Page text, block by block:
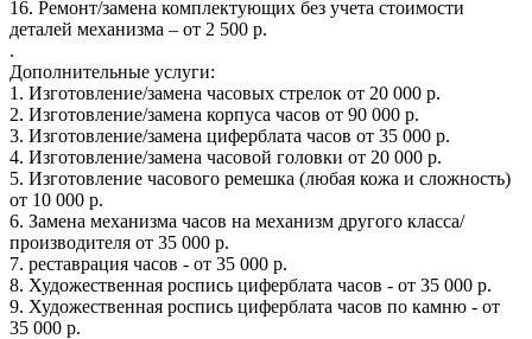
16. Ремонт/замена комплектующих без учета стоимости
деталей механизма – от 2 500 р.
.
Дополнительные услуги:
1. Изготовление/замена часовых стрелок от 20 000 р.
2. Изготовление/замена корпуса часов от 90 000 р.
3. Изготовление/замена циферблата часов от 35 000 р.
4. Изготовление/замена часовой головки от 20 000 р.
5. Изготовление часового ремешка (любая кожа и сложность)
от 10 000 р.
6. Замена механизма часов на механизм другого класса/
производителя от 35 000 р.
7. реставрация часов - от 35 000 р.
8. Художественная роспись циферблата часов - от 35 000 р.
9. Художественная роспись циферблата часов по камню - от
35 000 р.